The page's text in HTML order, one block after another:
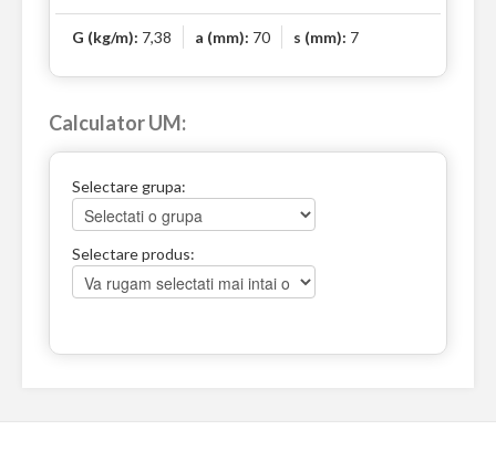
G (kg/m): 7,38 a (mm): 70 s (mm): 7
Calculator UM:
Selectare grupa:
Selectare produs: